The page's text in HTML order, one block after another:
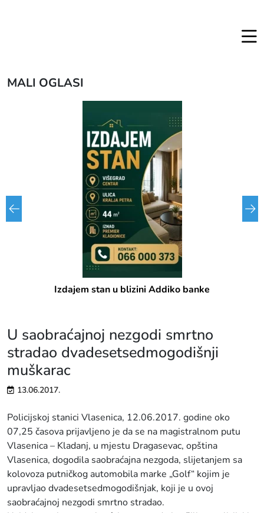
MALI OGLASI
Izdajem stan u blizini Addiko banke
U saobraćajnoj nezgodi smrtno
stradao dvadesetsedmogodišnji
muškarac
13.06.2017.
Policijskoj stanici Vlasenica, 12.06.2017. godine oko
07,25 časova prijavljeno je da se na magistralnom putu
Vlasenica – Kladanj, u mjestu Dragasevac, opština
Vlasenica, dogodila saobraćajna nezgoda, slijetanjem sa
kolovoza putničkog automobila marke „Golf“ kojim je
upravljao dvadesetsedmogodišnjak, koji je u ovoj
saobraćajnoj nezgodi smrtno stradao.